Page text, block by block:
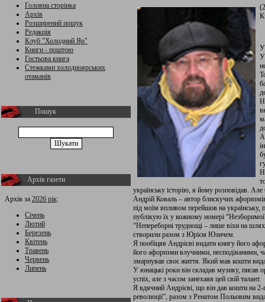
Головна сторінка
Архів
Розширений пошук
Редакція
Клуб "Холодний Яр"
Книги - поштою
Гостьова книга
Стежками холодноярських
отаманів
Пошук
Архів газети
Архів за 2026 рік:
Січень
Лютий
Березень
Квітень
Травень
Червень
Липень
У
У
українську історію, я йому розповідав. Але
Андрій Коваль – автор блискучих
під моїм впливом перейшов на українську,
публікую їх у кожному номері
“Непереборні труднощі – лише віхи на
створили разом з Юрієм Юзичем.
Я пообіцяв Андрієві видати книгу його
його афоризми влучними, несподіваними,
змарнував своє життя. Який мав кошти
У юнацькі роки він складав музику, писав
успіх, але з часом занехаяв цей свій талант.
Я вдячний Андрієві, що він дав кошти на 2-
революції”, разом з Ренатом Польовим